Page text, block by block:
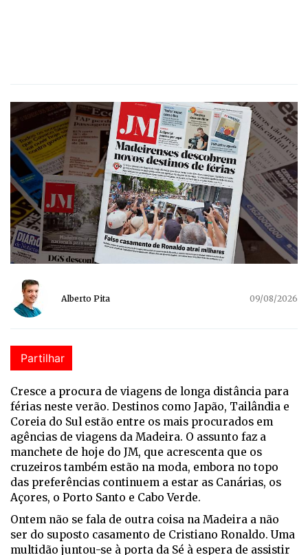
Alberto Pita 09/08/2026
Partilhar
Cresce a procura de viagens de longa distância para
férias neste verão. Destinos como Japão, Tailândia e
Coreia do Sul estão entre os mais procurados em
agências de viagens da Madeira. O assunto faz a
manchete de hoje do JM, que acrescenta que os
cruzeiros também estão na moda, embora no topo
das preferências continuem a estar as Canárias, os
Açores, o Porto Santo e Cabo Verde.
Ontem não se fala de outra coisa na Madeira a não
ser do suposto casamento de Cristiano Ronaldo. Uma
multidão juntou-se à porta da Sé à espera de assistir